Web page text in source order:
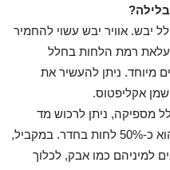
יבש. אוויר יבש עשוי להחמיר
רמת הלחות בחלל
מיוחד. ניתן להעשיר את
אקליפטוס.
מספיקה, ניתן לרכוש מד
לחות, ולשאוף ליעד האולטימטיבי שהוא כ-50% לחות בחדר. במקביל,
למיניהם כמו אבק, לכלוך